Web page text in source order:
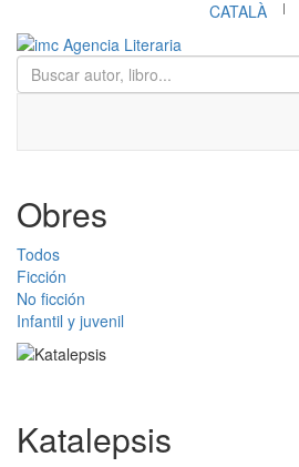
CATALÀ |
Obres
Todos
Ficción
No ficción
Infantil y juvenil
Katalepsis